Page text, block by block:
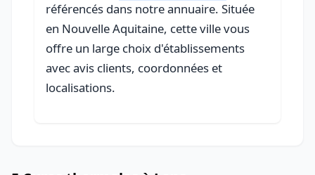
référencés dans notre annuaire. Située
en Nouvelle Aquitaine, cette ville vous
offre un large choix d'établissements
avec avis clients, coordonnées et
localisations.